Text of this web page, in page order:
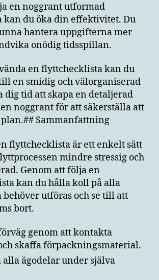
en noggrant utformad
kan du öka din effektivitet. Du
hantera uppgifterna mer
onödig tidsspillan.
en flyttchecklista kan du
en smidig och välorganiserad
dig tid att skapa en detaljerad
noggrant för att säkerställa att
Sammanfattning
flyttchecklista är ett enkelt sätt
mindre stressig och
Genom att följa en
kan du hålla koll på alla
utföras och se till att
bort.
genom att kontakta
skaffa förpackningsmaterial.
ägodelar under själva